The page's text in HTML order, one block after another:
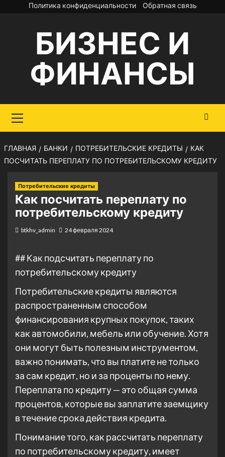
Перейти
содержимому
Политика конфиденциальности Обратная связь
БИЗНЕС И
ФИНАНСЫ
меню
ГЛАВНАЯ БАНКИ ПОТРЕБИТЕЛЬСКИЕ КРЕДИТЫ
КАК
ПОСЧИТАТЬ ПЕРЕПЛАТУ ПО ПОТРЕБИТЕЛЬСКОМУ КРЕДИТУ
Потребительские кредиты
Как посчитать переплату по
потребительскому кредиту
btkhv_admin 24 февраля 2024
## Как подсчитать переплату по
потребительскому кредиту
Потребительские кредиты являются
распространенным способом
финансирования крупных покупок, таких
как автомобили, мебель или обучение. Хотя
они могут быть полезным инструментом,
важно понимать, что вы платите не только
за сам кредит, но и за проценты по нему.
Переплата по кредиту — это общая сумма
процентов, которые вы заплатите заемщику
в течение срока действия кредита.
Понимание того, как рассчитать переплату
по потребительскому кредиту, имеет